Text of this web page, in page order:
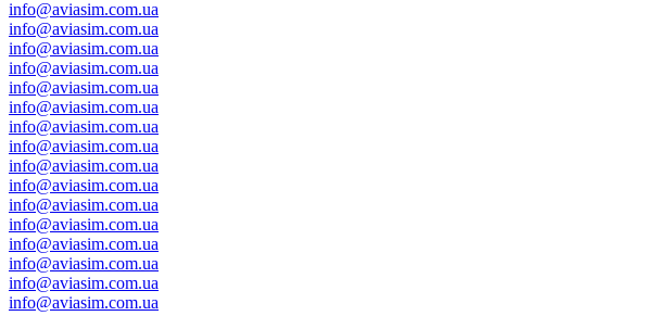
info@aviasim.com.ua
info@aviasim.com.ua
info@aviasim.com.ua
info@aviasim.com.ua
info@aviasim.com.ua
info@aviasim.com.ua
info@aviasim.com.ua
info@aviasim.com.ua
info@aviasim.com.ua
info@aviasim.com.ua
info@aviasim.com.ua
info@aviasim.com.ua
info@aviasim.com.ua
info@aviasim.com.ua
info@aviasim.com.ua
info@aviasim.com.ua